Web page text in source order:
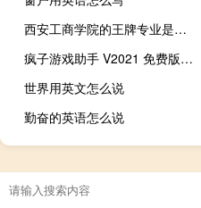
西安工商学院的王牌专业是什么
疯子游戏助手 V2021 免费版（疯子游戏助手 V2021 免费版功能简介）
世界用英文怎么说
勤奋的英语怎么说